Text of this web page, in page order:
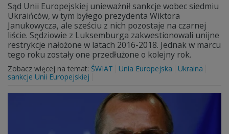
Sąd Unii Europejskiej unieważnił sankcje wobec siedmiu
Ukraińców, w tym byłego prezydenta Wiktora
Janukowycza, ale sześciu z nich pozostaje na czarnej
liście. Sędziowie z Luksemburga zakwestionowali unijne
restrykcje nałożone w latach 2016-2018. Jednak w marcu
tego roku zostały one przedłużone o kolejny rok.
Zobacz więcej na temat: ŚWIAT Unia Europejska
Ukraina
sankcje Unii Europejskiej